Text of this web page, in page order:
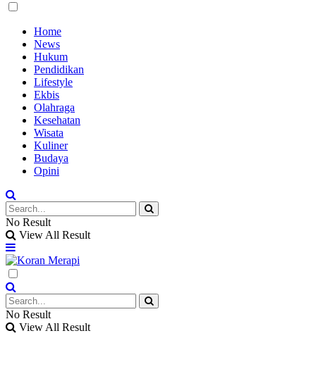
Home
News
Hukum
Pendidikan
Lifestyle
Ekbis
Olahraga
Kesehatan
Wisata
Kuliner
Budaya
Opini
No Result
View All Result
No Result
View All Result